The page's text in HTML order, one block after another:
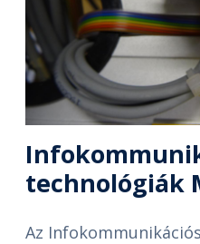
technológiák
Az